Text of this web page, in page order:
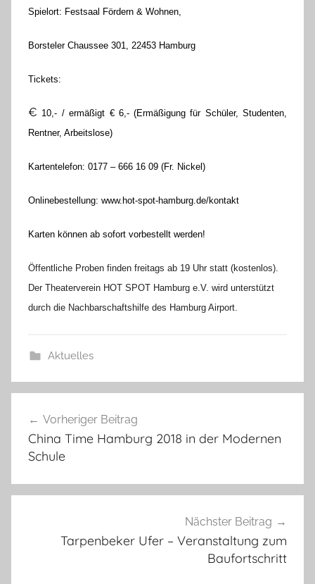
Spielort: Festsaal Fördern & Wohnen,
Borsteler Chaussee 301, 22453 Hamburg
Tickets:
€ 10,- / ermäßigt € 6,- (Ermäßigung für Schüler, Studenten,
Rentner, Arbeitslose)
Kartentelefon: 0177 – 666 16 09 (Fr. Nickel)
Onlinebestellung: www.hot-spot-hamburg.de/kontakt
Karten können ab sofort vorbestellt werden!
Öffentliche Proben finden freitags ab 19 Uhr statt (kostenlos).
Der Theaterverein HOT SPOT Hamburg e.V. wird unterstützt
durch die Nachbarschaftshilfe des Hamburg Airport.
Aktuelles
Vorheriger Beitrag
China Time Hamburg 2018 in der Modernen
Schule
Nächster Beitrag
Tarpenbeker Ufer – Veranstaltung zum
Baufortschritt